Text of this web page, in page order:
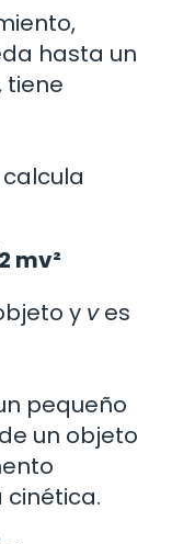
hasta un
tiene
mv²
y ves
pequeño
un objeto
cinética.